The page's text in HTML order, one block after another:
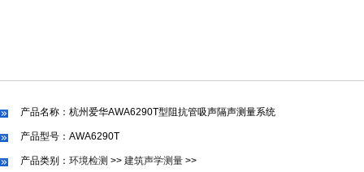
产品名称：杭州爱华AWA6290T型阻抗管吸声隔声测量系统
产品型号：AWA6290T
产品类别： 环境检测 >> 建筑声学测量 >>